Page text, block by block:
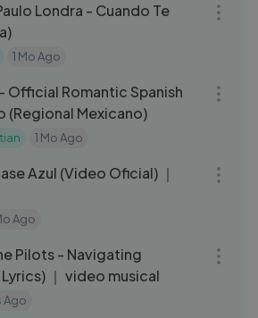
Londra - Cuando Te
1 Mo Ago
Official Romantic Spanish
(Regional Mexicano)
1 Mo Ago
Azul (Video Oficial) ｜
Ago
Pilots - Navigating
｜ video musical
Ago